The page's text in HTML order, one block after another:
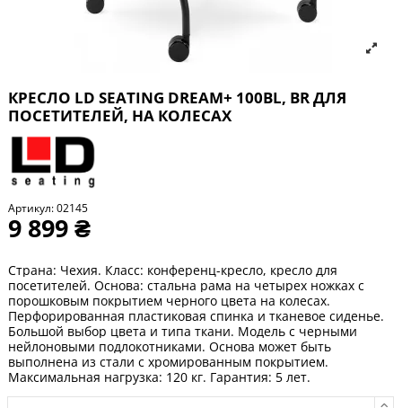
КРЕСЛО LD SEATING DREAM+ 100BL, BR ДЛЯ
ПОСЕТИТЕЛЕЙ, НА КОЛЕСАХ
Артикул:02145
9 899 ₴
Страна: Чехия. Класс: конференц-кресло, кресло для
посетителей. Основа: стальна рама на четырех ножках с
порошковым покрытием черного цвета на колесах.
Перфорированная пластиковая спинка и тканевое сиденье.
Большой выбор цвета и типа ткани. Модель с черными
нейлоновыми подлокотниками. Основа может быть
выполнена из стали с хромированным покрытием.
Максимальная нагрузка: 120 кг. Гарантия: 5 лет.